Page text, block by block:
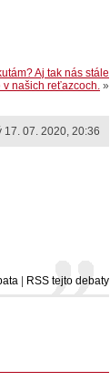
Aj tak nás stále
našich reťazcoch. »
17. 07. 2020, 20:36
| RSS tejto debaty